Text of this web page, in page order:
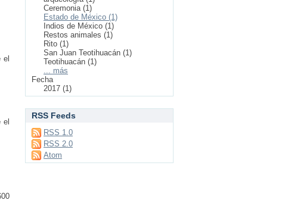
el
el
Ceremonia (1)
Estado de México (1)
Indios de México (1)
Restos animales (1)
Rito (1)
San Juan Teotihuacán (1)
Teotihuacán (1)
... más
Fecha
2017 (1)
RSS Feeds
RSS 1.0
RSS 2.0
Atom